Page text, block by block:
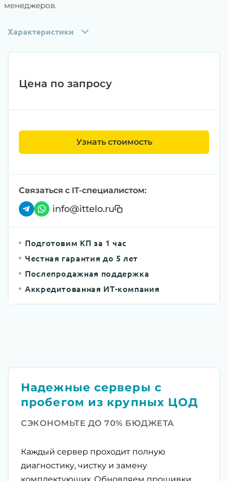
менеджеров.
Характеристики
Цена по запросу
Узнать стоимость
Связаться с IT-специалистом:
info@ittelo.ru
Подготовим КП за 1 час
Честная гарантия до 5 лет
Послепродажная поддержка
Аккредитованная ИТ-компания
Надежные серверы с
пробегом из крупных ЦОД
СЭКОНОМЬТЕ ДО 70% БЮДЖЕТА
Каждый сервер проходит полную
диагностику, чистку и замену